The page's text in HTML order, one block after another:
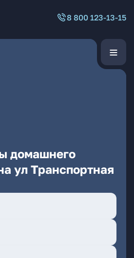
8 800 123-13-15
домашнего
ул Транспортная